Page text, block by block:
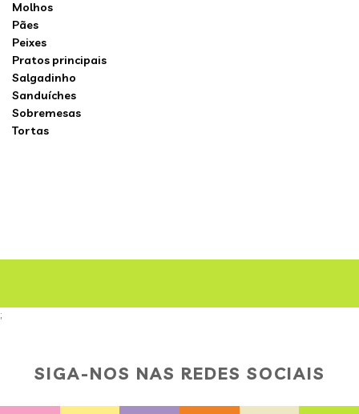
Molhos
Pães
Peixes
Pratos principais
Salgadinho
Sanduíches
Sobremesas
Tortas
;
SIGA-NOS NAS REDES SOCIAIS